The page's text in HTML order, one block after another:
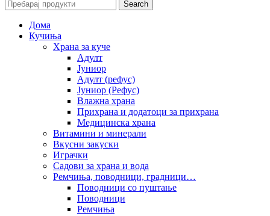
Search
Дома
Кучиња
Храна за куче
Адулт
Јуниор
Адулт (рефус)
Јуниор (Рефус)
Влажна храна
Прихрана и додатоци за прихрана
Медицинска храна
Витамини и минерали
Вкусни закуски
Играчки
Садови за храна и вода
Ремчиња, поводници, градници…
Поводници со пуштање
Поводници
Ремчиња